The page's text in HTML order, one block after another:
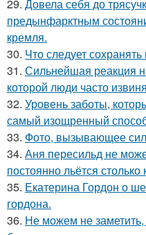
29. Довела себя до
предынфарктным
кремля.
30. Что следует
31. Сильнейшая реакция
которой люди часто
32. Уровень заботы,
самый изощренный
33. Фото, вызывающее
34. Аня пересильд не
постоянно льётся столько
35. Екатерина Гордон о
гордона.
36. Не можем не